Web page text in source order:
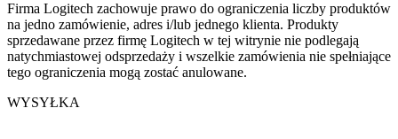
Firma Logitech zachowuje prawo do ograniczenia liczby produktów
na jedno zamówienie, adres i/lub jednego klienta. Produkty
sprzedawane przez firmę Logitech w tej witrynie nie podlegają
natychmiastowej odsprzedaży i wszelkie zamówienia nie spełniające
tego ograniczenia mogą zostać anulowane.
WYSYŁKA